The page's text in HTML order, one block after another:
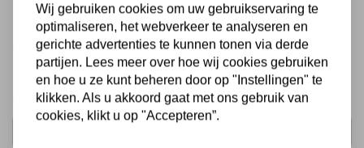
Bel mij terug
Gratis, vrijblijvend advies
Uw naam:
Wij gebruiken cookies om uw gebruikservaring te
optimaliseren, het webverkeer te analyseren en
gerichte advertenties te kunnen tonen via derde
partijen. Lees meer over hoe wij cookies gebruiken
en hoe u ze kunt beheren door op "Instellingen" te
klikken. Als u akkoord gaat met ons gebruik van
cookies, klikt u op "Accepteren”.